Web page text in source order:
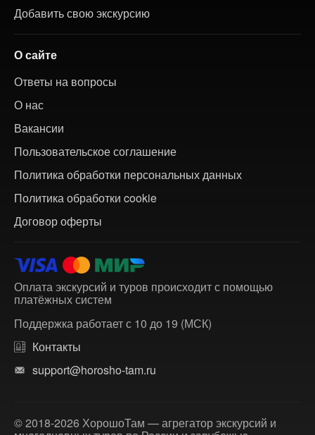
Добавить свою экскурсию
О сайте
Ответы на вопросы
О нас
Вакансии
Пользовательское соглашение
Политика обработки персональных данных
Политика обработки cookie
Договор оферты
Оплата экскурсий и туров происходит с помощью
платёжных систем
Поддержка работает с 10 до 19 (МСК)
Контакты
support@horosho-tam.ru
© 2018-2026 ХорошоТам — агрегатор экскурсий и